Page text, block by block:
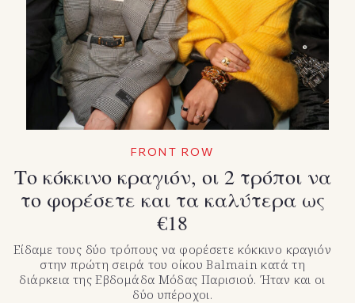
X(Twitter)
FRONT ROW
Το κόκκινο κραγιόν, οι 2 τρόποι να
το φορέσετε και τα καλύτερα ως
€18
Είδαμε τους δύο τρόπους να φορέσετε κόκκινο κραγιόν
στην πρώτη σειρά του οίκου Balmain κατά τη
διάρκεια της Εβδομάδα Μόδας Παρισιού. Ήταν και οι
δύο υπέροχοι.